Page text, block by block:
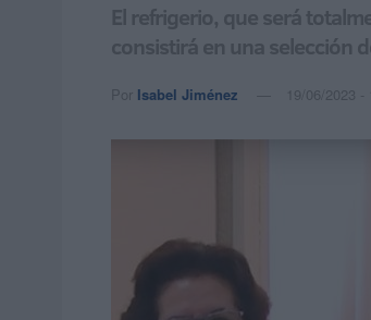
El refrigerio, que será
consistirá en una selección
Por Isabel Jiménez 19/06/2023 -